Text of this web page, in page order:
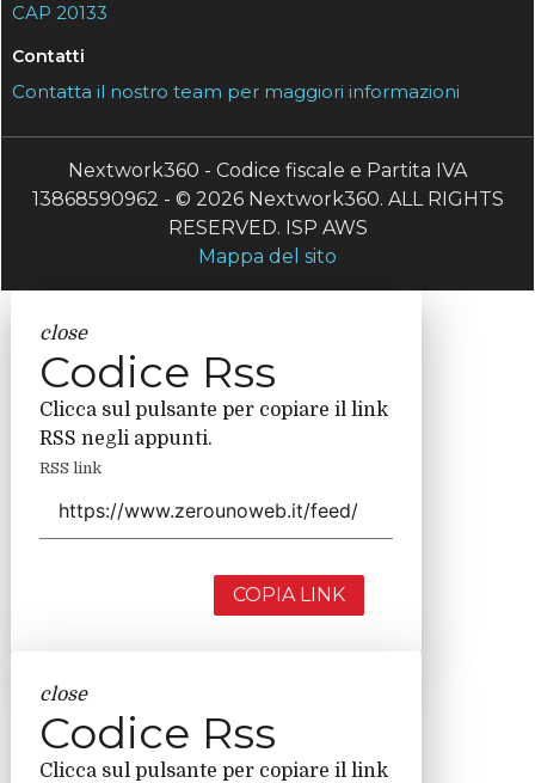
CAP 20133
Contatti
Contatta il nostro team per maggiori informazioni
Nextwork360 - Codice fiscale e Partita IVA
13868590962 - © 2026 Nextwork360. ALL RIGHTS
RESERVED. ISP AWS
Mappa del sito
close
Codice Rss
Clicca sul pulsante per copiare il link
RSS negli appunti.
RSS link
COPIA LINK
close
Codice Rss
Clicca sul pulsante per copiare il link